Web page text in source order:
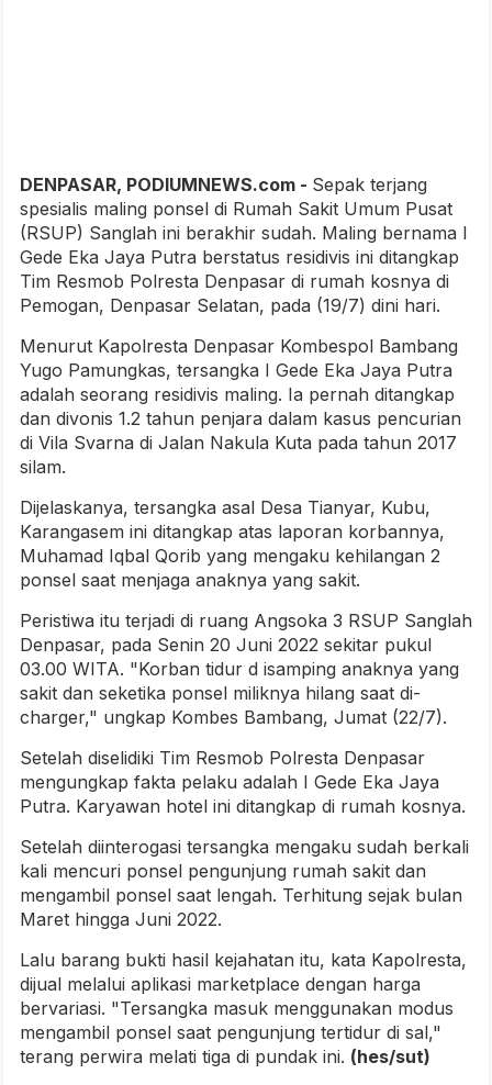
DENPASAR, PODIUMNEWS.com - Sepak terjang
spesialis maling ponsel di Rumah Sakit Umum Pusat
(RSUP) Sanglah ini berakhir sudah. Maling bernama I
Gede Eka Jaya Putra berstatus residivis ini ditangkap
Tim Resmob Polresta Denpasar di rumah kosnya di
Pemogan, Denpasar Selatan, pada (19/7) dini hari.
Menurut Kapolresta Denpasar Kombespol Bambang
Yugo Pamungkas, tersangka I Gede Eka Jaya Putra
adalah seorang residivis maling. Ia pernah ditangkap
dan divonis 1.2 tahun penjara dalam kasus pencurian
di Vila Svarna di Jalan Nakula Kuta pada tahun 2017
silam.
Dijelaskanya, tersangka asal Desa Tianyar, Kubu,
Karangasem ini ditangkap atas laporan korbannya,
Muhamad Iqbal Qorib yang mengaku kehilangan 2
ponsel saat menjaga anaknya yang sakit.
Peristiwa itu terjadi di ruang Angsoka 3 RSUP Sanglah
Denpasar, pada Senin 20 Juni 2022 sekitar pukul
03.00 WITA. "Korban tidur d isamping anaknya yang
sakit dan seketika ponsel miliknya hilang saat di-
charger," ungkap Kombes Bambang, Jumat (22/7).
Setelah diselidiki Tim Resmob Polresta Denpasar
mengungkap fakta pelaku adalah I Gede Eka Jaya
Putra. Karyawan hotel ini ditangkap di rumah kosnya.
Setelah diinterogasi tersangka mengaku sudah berkali
kali mencuri ponsel pengunjung rumah sakit dan
mengambil ponsel saat lengah. Terhitung sejak bulan
Maret hingga Juni 2022.
Lalu barang bukti hasil kejahatan itu, kata Kapolresta,
dijual melalui aplikasi marketplace dengan harga
bervariasi. "Tersangka masuk menggunakan modus
mengambil ponsel saat pengunjung tertidur di sal,"
terang perwira melati tiga di pundak ini. (hes/sut)